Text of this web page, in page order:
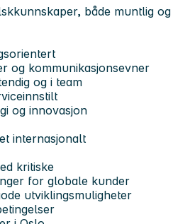
både muntlig og
og kommunikasjonsevner
og i team
og innovasjon
internasjonalt
kritiske
for globale kunder
utviklingsmuligheter